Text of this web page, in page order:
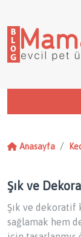
Anasayfa
Şık ve
Şık ve
sağlamak hem